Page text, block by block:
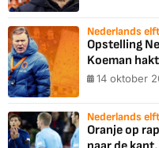
Nederlands
Opstelling
Koeman
14 oktober
Nederlands
Oranje op